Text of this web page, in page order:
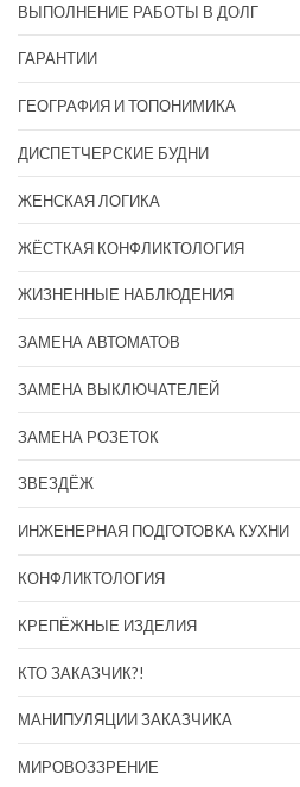
ВЫПОЛНЕНИЕ РАБОТЫ В ДОЛГ
ГАРАНТИИ
ГЕОГРАФИЯ И ТОПОНИМИКА
ДИСПЕТЧЕРСКИЕ БУДНИ
ЖЕНСКАЯ ЛОГИКА
ЖЁСТКАЯ КОНФЛИКТОЛОГИЯ
ЖИЗНЕННЫЕ НАБЛЮДЕНИЯ
ЗАМЕНА АВТОМАТОВ
ЗАМЕНА ВЫКЛЮЧАТЕЛЕЙ
ЗАМЕНА РОЗЕТОК
ЗВЕЗДЁЖ
ИНЖЕНЕРНАЯ ПОДГОТОВКА КУХНИ
КОНФЛИКТОЛОГИЯ
КРЕПЁЖНЫЕ ИЗДЕЛИЯ
КТО ЗАКАЗЧИК?!
МАНИПУЛЯЦИИ ЗАКАЗЧИКА
МИРОВОЗЗРЕНИЕ